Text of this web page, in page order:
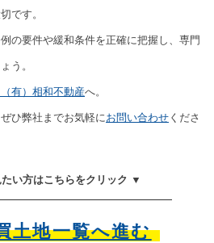
です。
の要件や緩和条件を正確に把握し、専門
う。
有）相和不動産へ。
ひ弊社までお気軽にお問い合わせ くださ
い方はこちらをクリック ▼
土地一覧へ進む